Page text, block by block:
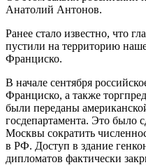
Анатолий Антонов.
Ранее стало известно, что
пустили на территорию
Франциско.
В начале сентября
Франциско, а также
были переданы
госдепартамента. Это было
Москвы сократить
в РФ. Доступ в здание
дипломатов фактически